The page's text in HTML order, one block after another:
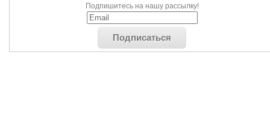
Подпишитесь на нашу рассылку!
Подписаться